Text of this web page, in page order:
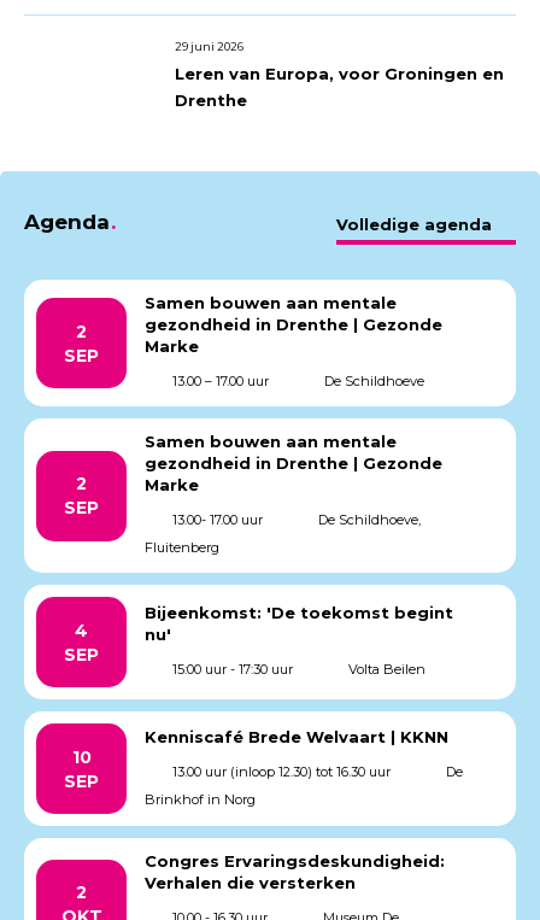
29 juni 2026
Leren van Europa, voor Groningen en
Drenthe
Agenda Volledige agenda
2
SEP
Samen bouwen aan mentale
gezondheid in Drenthe | Gezonde
Marke
13.00 – 17.00 uur De Schildhoeve
2
SEP
Samen bouwen aan mentale
gezondheid in Drenthe | Gezonde
Marke
13.00- 17.00 uur
De Schildhoeve,
Fluitenberg
4
SEP
Bijeenkomst: 'De toekomst begint
nu'
15:00 uur - 17:30 uur Volta Beilen
10
SEP
Kenniscafé Brede Welvaart | KKNN
13.00 uur (inloop 12.30) tot 16.30 uur
De
Brinkhof in Norg
2
Congres Ervaringsdeskundigheid:
Verhalen die versterken